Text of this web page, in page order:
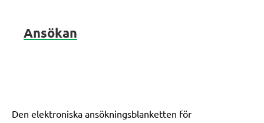
Ansökan
Den elektroniska ansökningsblanketten för